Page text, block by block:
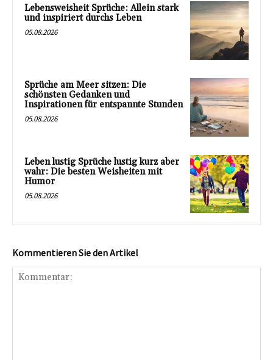
Lebensweisheit Sprüche: Allein stark
und inspiriert durchs Leben
05.08.2026
Sprüche am Meer sitzen: Die
schönsten Gedanken und
Inspirationen für entspannte Stunden
05.08.2026
Leben lustig Sprüche lustig kurz aber
wahr: Die besten Weisheiten mit
Humor
05.08.2026
Kommentieren Sie den Artikel